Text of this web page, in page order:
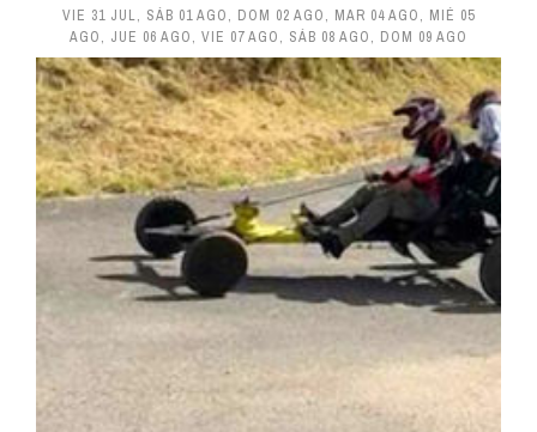
VIE 31 JUL, SÁB 01 AGO, DOM 02 AGO, MAR 04 AGO, MIÉ 05
AGO, JUE 06 AGO, VIE 07 AGO, SÁB 08 AGO, DOM 09 AGO